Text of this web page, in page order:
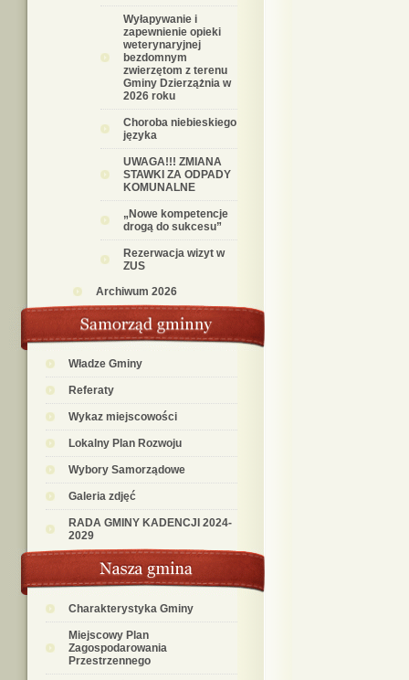
Wyłapywanie i
zapewnienie opieki
weterynaryjnej
bezdomnym
zwierzętom z terenu
Gminy Dzierzążnia w
2026 roku
Choroba niebieskiego
języka
UWAGA!!! ZMIANA
STAWKI ZA ODPADY
KOMUNALNE
„Nowe kompetencje
drogą do sukcesu”
Rezerwacja wizyt w
ZUS
Archiwum 2026
Władze Gminy
Referaty
Wykaz miejscowości
Lokalny Plan Rozwoju
Wybory Samorządowe
Galeria zdjęć
RADA GMINY KADENCJI 2024-
2029
Charakterystyka Gminy
Miejscowy Plan
Zagospodarowania
Przestrzennego